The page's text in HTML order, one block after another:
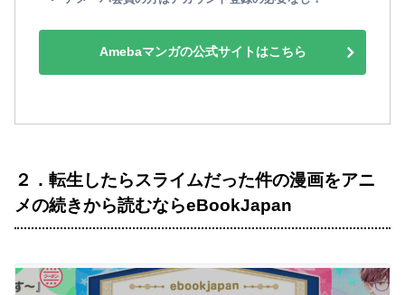
Amebaマンガの公式サイトはこちら
２．転生したらスライムだった件の漫画をアニ
メの続きから読むならeBookJapan